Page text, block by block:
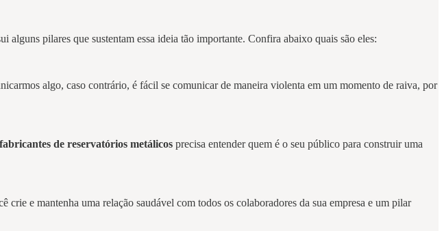
pilares que sustentam essa ideia tão importante. Confira abaixo quais são eles:
algo, caso contrário, é fácil se comunicar de maneira violenta em um momento de raiva, por
fabricantes de reservatórios metálicos precisa entender quem é o seu público para construir uma
e mantenha uma relação saudável com todos os colaboradores da sua empresa e um pilar